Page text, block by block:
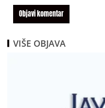
VIŠE OBJAVA